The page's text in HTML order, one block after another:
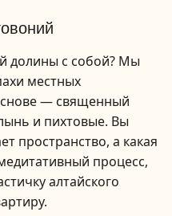
долины с собой? Мы
местных
— священный
и пихтовые. Вы
пространство, а какая
процесс,
алтайского